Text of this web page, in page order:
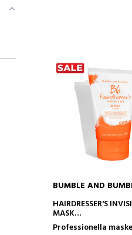
ADD TO
BUMBLE AND
HAIRDRESSER'S
MASK
MASCARILLA
Professionella